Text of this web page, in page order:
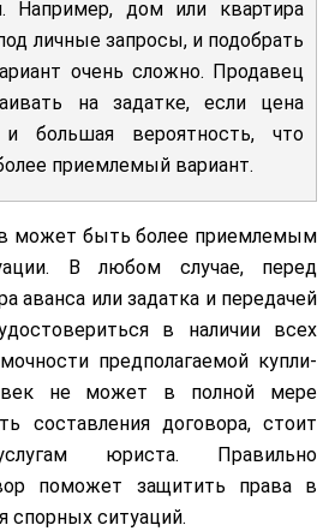
Например, дом или квартира
личные запросы, и подобрать
очень сложно. Продавец
на задатке, если цена
большая вероятность, что
приемлемый вариант.
может быть более приемлемым
В любом случае, перед
аванса или задатка и передачей
в наличии всех
предполагаемой купли-
не может в полной мере
составления договора, стоит
юриста. Правильно
поможет защитить права в
спорных ситуаций.